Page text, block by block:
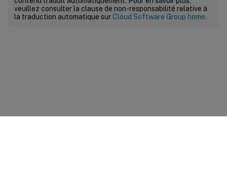
veuillez consulter la clause de non-responsabilité relative à
la traduction automatique surCloud Software Group home.